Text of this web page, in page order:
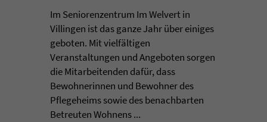
Im Seniorenzentrum Im Welvert in
Villingen ist das ganze Jahr über einiges
geboten. Mit vielfältigen
Veranstaltungen und Angeboten sorgen
die Mitarbeitenden dafür, dass
Bewohnerinnen und Bewohner des
Pflegeheims sowie des benachbarten
Betreuten Wohnens ...